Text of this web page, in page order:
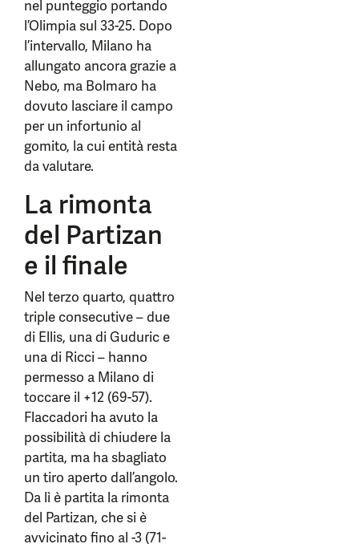
nel punteggio portando
l’Olimpia sul 33-25. Dopo
l’intervallo, Milano ha
allungato ancora grazie a
Nebo, ma Bolmaro ha
dovuto lasciare il campo
per un infortunio al
gomito, la cui entità resta
da valutare.
La rimonta
del Partizan
e il finale
Nel terzo quarto, quattro
triple consecutive – due
di Ellis, una di Guduric e
una di Ricci – hanno
permesso a Milano di
toccare il +12 (69-57).
Flaccadori ha avuto la
possibilità di chiudere la
partita, ma ha sbagliato
un tiro aperto dall’angolo.
Da lì è partita la rimonta
del Partizan, che si è
avvicinato fino al -3 (71-